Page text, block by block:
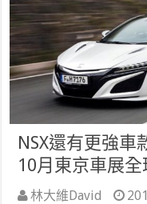
NSX還有更強車
10月東京車展全
林大維David